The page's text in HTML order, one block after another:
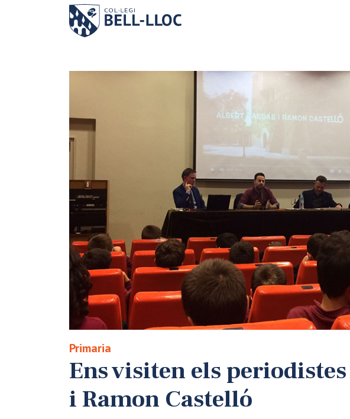
Primaria
Ens visiten els
i Ramon Castelló